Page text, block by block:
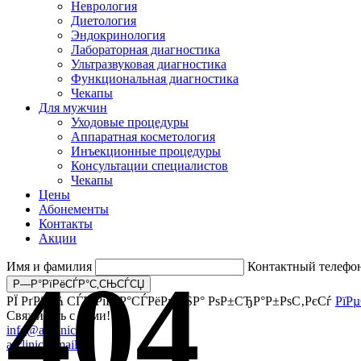
Неврология
Диетология
Эндокринология
Лабораторная диагностика
Ультразвуковая диагностика
Функциональная диагностика
Чекапы
Для мужчин
Уходовые процедуры
Аппаратная косметология
Инъекционные процедуры
Консультации специалистов
Чекапы
Цены
Абонементы
Контакты
Акции
Имя и фамилия Контактный
РЇ РґР°СЋ СЃРѕРіР»Р°СЃРёРµ РЅР° РѕР±СЂР°Р±РѕС‚РєСѓ
Свяжитесь с нами!
info@arclinic.ru
arclinic@mail.ru